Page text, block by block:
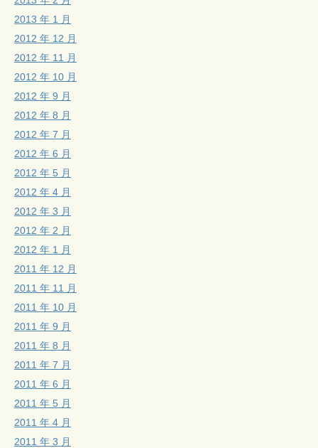
2013 年 1 月
2012 年 12 月
2012 年 11 月
2012 年 10 月
2012 年 9 月
2012 年 8 月
2012 年 7 月
2012 年 6 月
2012 年 5 月
2012 年 4 月
2012 年 3 月
2012 年 2 月
2012 年 1 月
2011 年 12 月
2011 年 11 月
2011 年 10 月
2011 年 9 月
2011 年 8 月
2011 年 7 月
2011 年 6 月
2011 年 5 月
2011 年 4 月
2011 年 3 月